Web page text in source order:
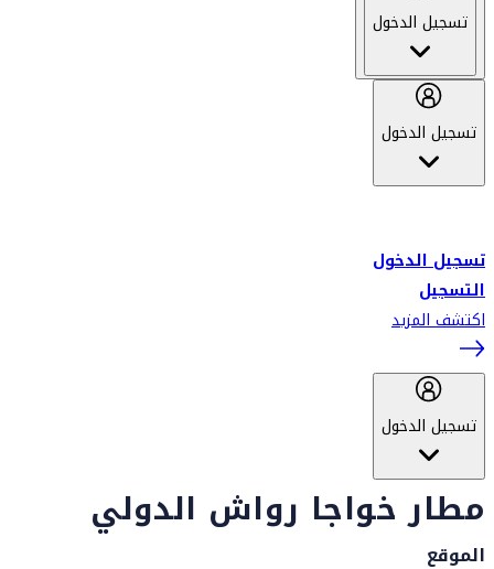
تسجيل الدخول
تسجيل الدخول
تسجيل الدخول
التسجيل
اكتشف المزيد
تسجيل الدخول
مطار خواجا رواش الدولي
الموقع